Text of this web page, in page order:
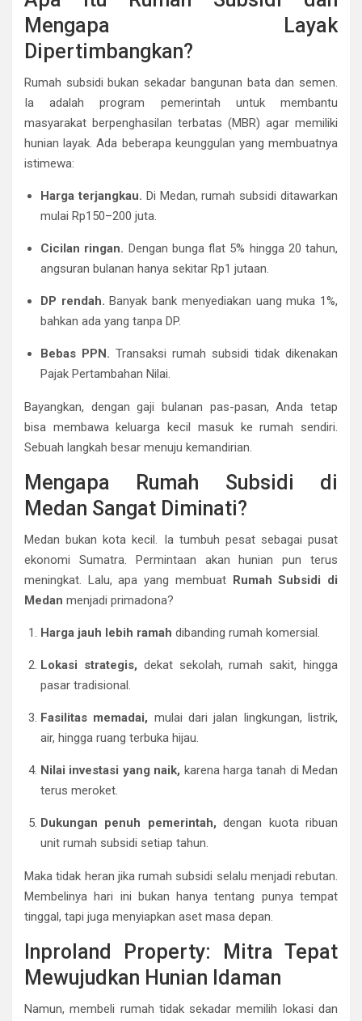
Mengapa Layak
Dipertimbangkan?
Rumah subsidi bukan sekadar bangunan bata dan semen.
Ia adalah program pemerintah untuk membantu
masyarakat berpenghasilan terbatas (MBR) agar memiliki
hunian layak. Ada beberapa keunggulan yang membuatnya
istimewa:
Harga terjangkau. Di Medan, rumah subsidi ditawarkan
mulai Rp150–200 juta.
Cicilan ringan. Dengan bunga flat 5% hingga 20 tahun,
angsuran bulanan hanya sekitar Rp1 jutaan.
DP rendah. Banyak bank menyediakan uang muka 1%,
bahkan ada yang tanpa DP.
Bebas PPN. Transaksi rumah subsidi tidak dikenakan
Pajak Pertambahan Nilai.
Bayangkan, dengan gaji bulanan pas-pasan, Anda tetap
bisa membawa keluarga kecil masuk ke rumah sendiri.
Sebuah langkah besar menuju kemandirian.
Mengapa Rumah Subsidi di
Medan Sangat Diminati?
Medan bukan kota kecil. Ia tumbuh pesat sebagai pusat
ekonomi Sumatra. Permintaan akan hunian pun terus
meningkat. Lalu, apa yang membuat Rumah Subsidi di
Medan menjadi primadona?
Harga jauh lebih ramah dibanding rumah komersial.
Lokasi strategis, dekat sekolah, rumah sakit, hingga
pasar tradisional.
Fasilitas memadai, mulai dari jalan lingkungan, listrik,
air, hingga ruang terbuka hijau.
Nilai investasi yang naik, karena harga tanah di Medan
terus meroket.
Dukungan penuh pemerintah, dengan kuota ribuan
unit rumah subsidi setiap tahun.
Maka tidak heran jika rumah subsidi selalu menjadi rebutan.
Membelinya hari ini bukan hanya tentang punya tempat
tinggal, tapi juga menyiapkan aset masa depan.
Inproland Property: Mitra Tepat
Mewujudkan Hunian Idaman
Namun, membeli rumah tidak sekadar memilih lokasi dan